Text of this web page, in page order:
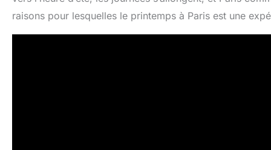
raisons pour lesquelles le printemps à Paris est une